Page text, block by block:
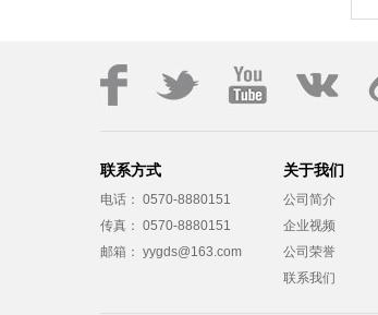
联系方式
电话： 0570-8880151
传真： 0570-8880151
邮箱： yygds@163.com
关于我们
公司简介
企业视频
公司荣誉
联系我们